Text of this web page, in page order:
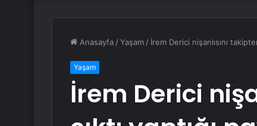
Anasayfa /Yaşam / İrem Derici nişanlısını
Yaşam
İrem Derici